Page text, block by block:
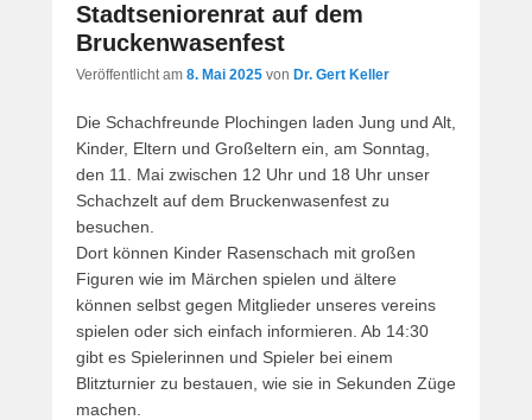
Stadtseniorenrat auf dem
Bruckenwasenfest
Veröffentlicht am 8. Mai 2025 von Dr. Gert Keller
Die Schachfreunde Plochingen laden Jung und Alt,
Kinder, Eltern und Großeltern ein, am Sonntag,
den 11. Mai zwischen 12 Uhr und 18 Uhr unser
Schachzelt auf dem Bruckenwasenfest zu
besuchen.
Dort können Kinder Rasenschach mit großen
Figuren wie im Märchen spielen und ältere
können selbst gegen Mitglieder unseres vereins
spielen oder sich einfach informieren. Ab 14:30
gibt es Spielerinnen und Spieler bei einem
Blitzturnier zu bestauen, wie sie in Sekunden Züge
machen.